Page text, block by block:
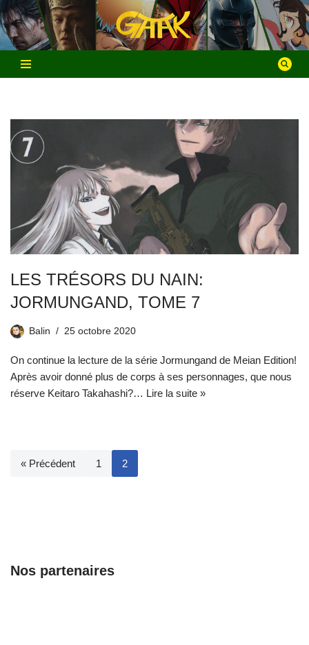
Aller
au
contenu
LES TRÉSORS DU NAIN:
JORMUNGAND, TOME 7
Balin 25 octobre 2020
On continue la lecture de la série Jormungand de Meian Edition!
Après avoir donné plus de corps à ses personnages, que nous
réserve Keitaro Takahashi?… Lire la suite »
« Précédent 1 2
Nos partenaires